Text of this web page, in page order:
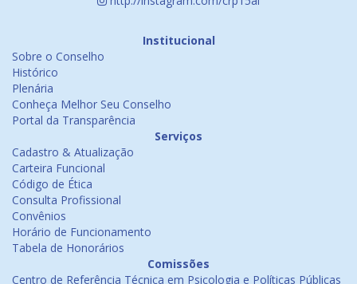
Institucional
Sobre o Conselho
Histórico
Plenária
Conheça Melhor Seu Conselho
Portal da Transparência
Serviços
Cadastro & Atualização
Carteira Funcional
Código de Ética
Consulta Profissional
Convênios
Horário de Funcionamento
Tabela de Honorários
Comissões
Centro de Referência Técnica em Psicologia e Políticas Públicas